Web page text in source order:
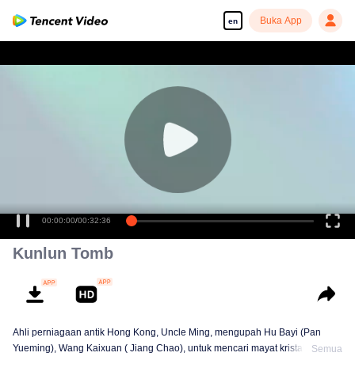
en Buka App
00:00:00/00:32:36
Kunlun Tomb
Ahli perniagaan antik Hong Kong, Uncle Ming, mengupah Hu Bayi (Pan
Yueming), Wang Kaixuan ( Jiang Chao), untuk mencari mayat kristal glasier
Semua